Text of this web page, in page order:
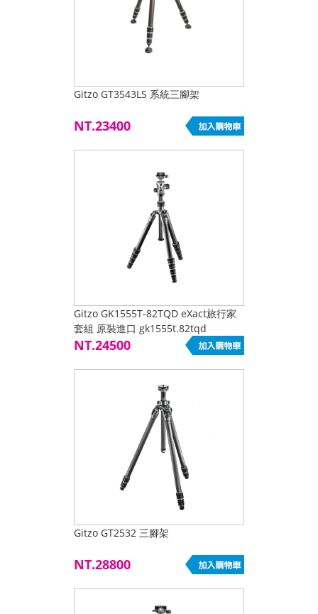
Gitzo GT3543LS 系統三腳架
NT.23400
Gitzo GK1555T-82TQD eXact旅行家
套組 原裝進口 gk1555t.82tqd
NT.24500
Gitzo GT2532 三腳架
NT.28800